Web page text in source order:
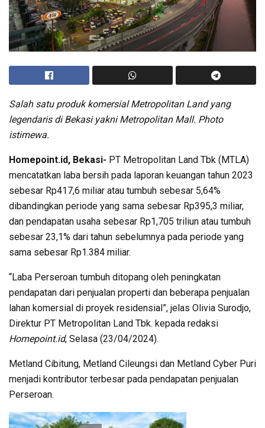
Salah satu produk komersial Metropolitan Land yang
legendaris di Bekasi yakni Metropolitan Mall. Photo
istimewa.
Homepoint.id, Bekasi- PT Metropolitan Land Tbk (MTLA)
mencatatkan laba bersih pada laporan keuangan tahun 2023
sebesar Rp417,6 miliar atau tumbuh sebesar 5,64%
dibandingkan periode yang sama sebesar Rp395,3 miliar,
dan pendapatan usaha sebesar Rp1,705 triliun atau tumbuh
sebesar 23,1% dari tahun sebelumnya pada periode yang
sama sebesar Rp1.384 miliar.
“Laba Perseroan tumbuh ditopang oleh peningkatan
pendapatan dari penjualan properti dan beberapa penjualan
lahan komersial di proyek residensial”, jelas Olivia Surodjo,
Direktur PT Metropolitan Land Tbk. kepada redaksi
Homepoint.id, Selasa (23/04/2024).
Metland Cibitung, Metland Cileungsi dan Metland Cyber Puri
menjadi kontributor terbesar pada pendapatan penjualan
Perseroan.